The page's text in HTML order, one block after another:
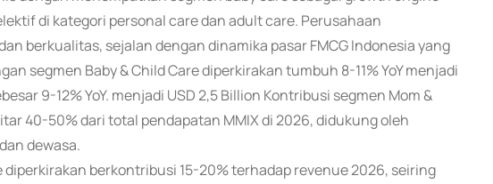
di kategori personal care dan adult care. Perusahaan
berkualitas, sejalan dengan dinamika pasar FMCG Indonesia yang
segmen Baby & Child Care diperkirakan tumbuh 8-11% YoY menjadi
9-12% YoY. menjadi USD 2,5 Billion Kontribusi segmen Mom &
40-50% dari total pendapatan MMIX di 2026, didukung oleh
dewasa.
berkontribusi 15-20% terhadap revenue 2026, seiring